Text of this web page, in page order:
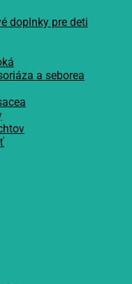
doplnky pre deti
a seborea